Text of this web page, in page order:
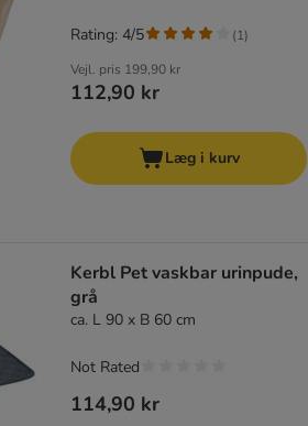
Vejl. pris 199,90 kr
112,90 kr
Rating: 4/5 (1)
Læg i kurv
Kerbl Pet vaskbar urinpude,
grå
ca. L 90 x B 60 cm
114,90 kr
Not Rated